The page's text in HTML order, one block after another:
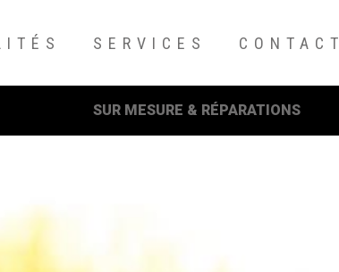
SERVICES CONTACT
SUR MESURE & RÉPARATIONS
ou sur ESC pour fermer cette fenêtre